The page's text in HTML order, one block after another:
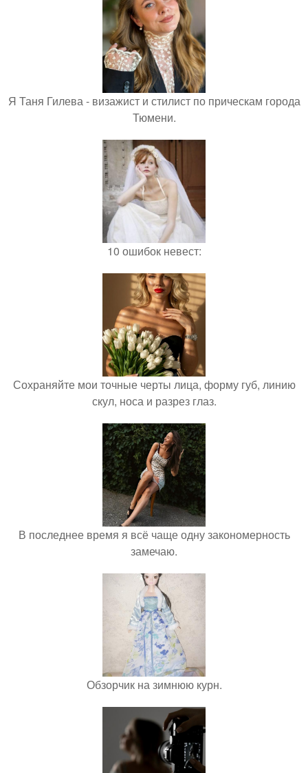
Я Таня Гилева - визажист и стилист по прическам города
Тюмени.
10 ошибок невест:
Сохраняйте мои точные черты лица, форму губ, линию
скул, носа и разрез глаз.
В последнее время я всё чаще одну закономерность
замечаю.
Обзорчик на зимнюю курн.